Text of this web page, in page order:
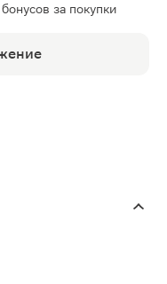
за покупки